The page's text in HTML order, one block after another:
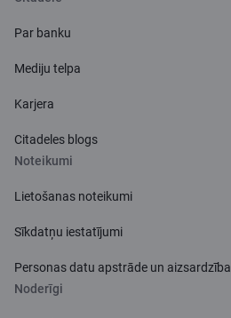
Par banku
Mediju telpa
Karjera
Citadeles blogs
Noteikumi
Lietošanas noteikumi
Sīkdatņu iestatījumi
Personas datu apstrāde un aizsardzība
Noderīgi